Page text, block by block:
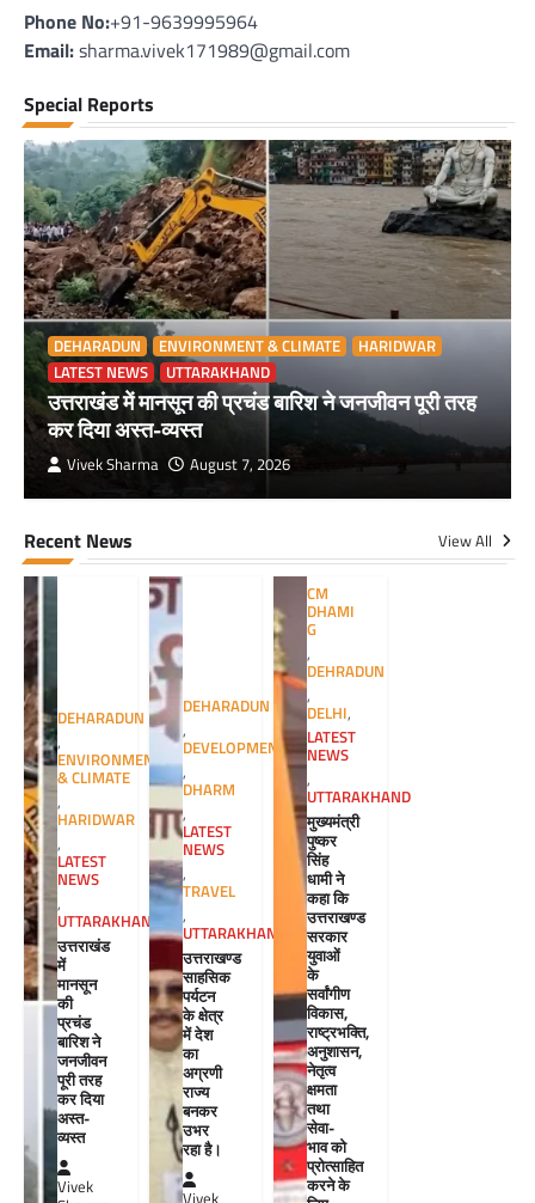
Phone No:+91-9639995964
Email:sharma.vivek171989@gmail.com
Special Reports
DEHARADUN ENVIRONMENT & CLIMATE
HARIDWAR
LATEST NEWS
UTTARAKHAND
उत्तराखंड में मानसून की प्रचंड बारिश ने जनजीवन पूरी तरह
कर दिया अस्त-व्यस्त
Vivek Sharma August 7, 2026
Recent News View All
DEHARADUN
,
ENVIRONMENT
& CLIMATE
,
HARIDWAR
,
LATEST
NEWS
,
UTTARAKHAND
उत्तराखंड
में
मानसून
की
प्रचंड
बारिश ने
जनजीवन
पूरी तरह
कर दिया
अस्त-
व्यस्त
Vivek
DEHARADUN
,
DEVELOPMENT
,
DHARM
,
LATEST
NEWS
,
TRAVEL
,
UTTARAKHAND
उत्तराखण्ड
साहसिक
पर्यटन
के क्षेत्र
में देश
का
अग्रणी
राज्य
बनकर
उभर
रहा है।
Vivek
CM
DHAMI
G
,
DEHRADUN
,
DELHI,
LATEST
NEWS
,
UTTARAKHAND
मुख्यमंत्री
पुष्कर
सिंह
धामी ने
कहा कि
उत्तराखण्ड
सरकार
युवाओं
के
सर्वांगीण
विकास,
राष्ट्रभक्ति,
अनुशासन,
नेतृत्व
क्षमता
तथा
सेवा-
भाव को
प्रोत्साहित
करने के